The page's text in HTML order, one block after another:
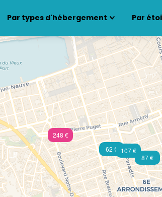
Par types d'hébergement Par
248 €
62 € 107 €
87 €